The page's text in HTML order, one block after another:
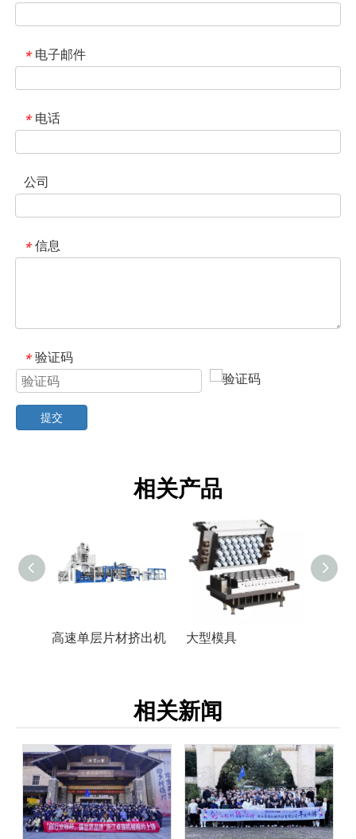
* 电子邮件
* 电话
公司
* 信息
* 验证码
提交
相关产品
高速单层片材挤出机 大型模具
相关新闻